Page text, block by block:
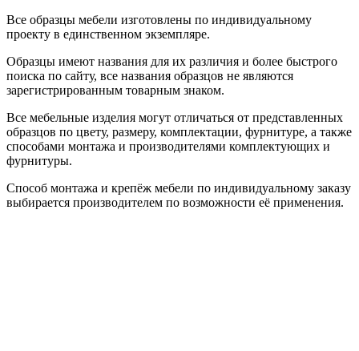
Все образцы мебели изготовлены по индивидуальному
проекту в единственном экземпляре.
Образцы имеют названия для их различия и более быстрого
поиска по сайту, все названия образцов не являются
зарегистрированным товарным знаком.
Все мебельные изделия могут отличаться от представленных
образцов по цвету, размеру, комплектации, фурнитуре, а также
способами монтажа и производителями комплектующих и
фурнитуры.
Способ монтажа и крепёж мебели по индивидуальному заказу
выбирается производителем по возможности её применения.